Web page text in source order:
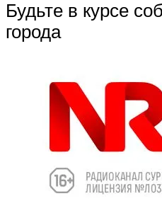
Будьте в курсе
города